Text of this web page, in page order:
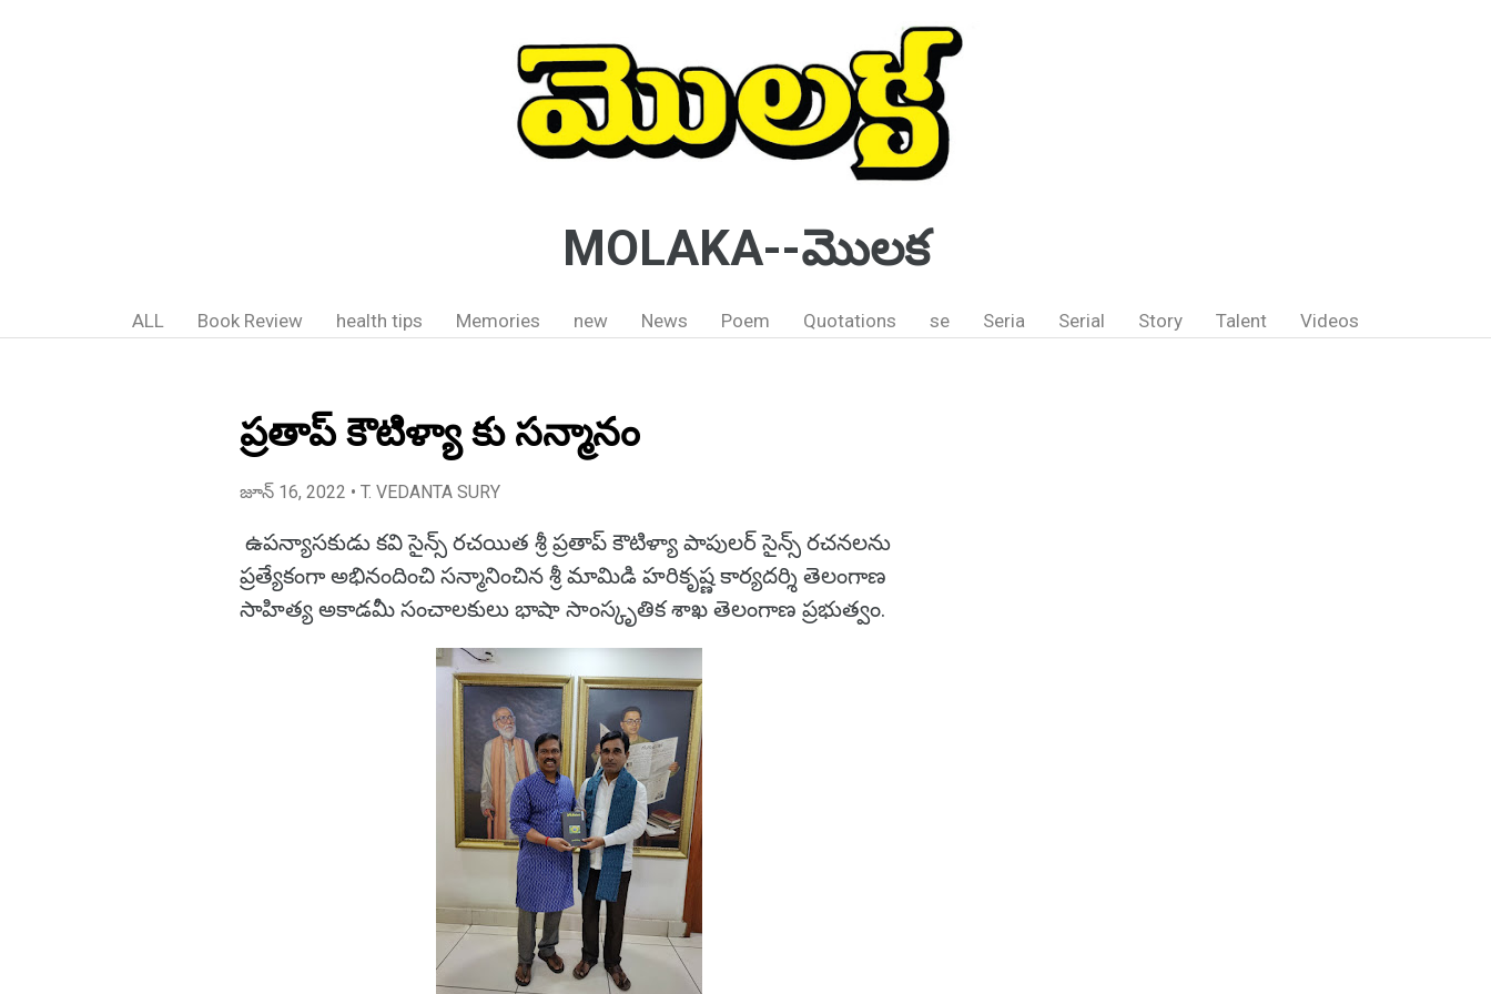
MOLAKA--మొలక
ALL Book Review health tips Memories new News Poem Quotations se Seria Serial Story Talent Videos
ప్రతాప్ కౌటిళ్యా కు సన్మానం
జూన్ 16, 2022 • T. VEDANTA SURY
ఉపన్యాసకుడు కవి సైన్స్ రచయిత శ్రీ ప్రతాప్ కౌటిళ్యా పాపులర్ సైన్స్ రచనలను
ప్రత్యేకంగా అభినందించి సన్మానించిన శ్రీ మామిడి హరికృష్ణ కార్యదర్శి తెలంగాణ
సాహిత్య అకాడమీ సంచాలకులు భాషా సాంస్కృతిక శాఖ తెలంగాణ ప్రభుత్వం.